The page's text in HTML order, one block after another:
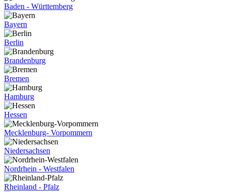
Baden - Württemberg
Bayern
Berlin
Brandenburg
Bremen
Hamburg
Hessen
Mecklenburg- Vorpommern
Niedersachsen
Nordrhein - Westfalen
Rheinland - Pfalz